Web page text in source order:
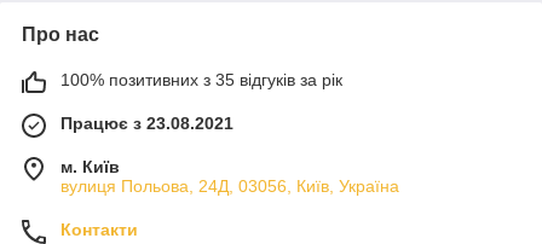
Про нас
100% позитивних з 35 відгуків за рік
Працює з 23.08.2021
м. Київ
вулиця Польова, 24Д, 03056, Київ, Україна
Контакти